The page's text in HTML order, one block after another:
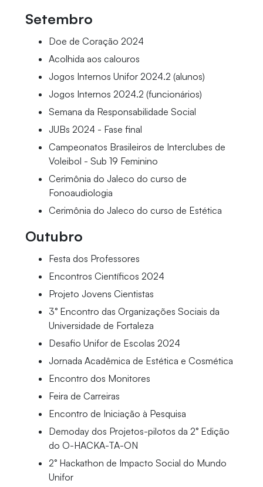
Setembro
Doe de Coração 2024
Acolhida aos calouros
Jogos Internos Unifor 2024.2 (alunos)
Jogos Internos 2024.2 (funcionários)
Semana da Responsabilidade Social
JUBs 2024 - Fase final
Campeonatos Brasileiros de Interclubes de
Voleibol - Sub 19 Feminino
Cerimônia do Jaleco do curso de
Fonoaudiologia
Cerimônia do Jaleco do curso de Estética
Outubro
Festa dos Professores
Encontros Científicos 2024
Projeto Jovens Cientistas
3° Encontro das Organizações Sociais da
Universidade de Fortaleza
Desafio Unifor de Escolas 2024
Jornada Acadêmica de Estética e Cosmética
Encontro dos Monitores
Feira de Carreiras
Encontro de Iniciação à Pesquisa
Demoday dos Projetos-pilotos da 2° Edição
do O-HACKA-TA-ON
2° Hackathon de Impacto Social do Mundo
Unifor